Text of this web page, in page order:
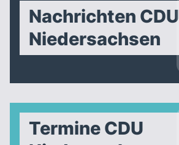
Nachrichten CDU
Niedersachsen
Termine CDU